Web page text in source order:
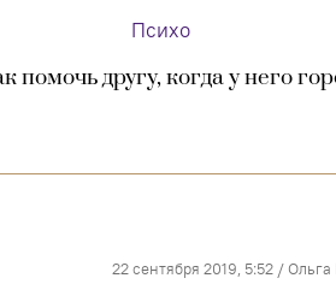
Психо
помочь другу, когда у него
22 сентября 2019, 5:52 / Ольга